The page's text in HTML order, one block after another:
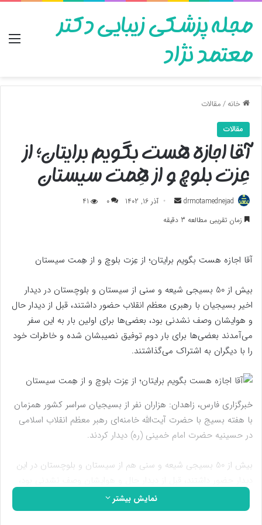
مجله پزشکی زیبایی دکتر
معتمد نژاد
خانه/مقالات
مقالات
آقا اجازه هست بگویم برایتان؛ از
عِزت بلوچ و از هِمت سیستان
drmotamednejad
ارسال
به
آذر 16, 1402 0
41
زمان تقریبی مطالعه 3 دقیقه
آقا اجازه هست بگویم برایتان؛ از عِزت بلوچ و از هِمت سیستان
بیش از 50 بسیجی شیعه و سنی از سیستان و بلوچستان در دیدار
اخیر بسیجیان با رهبری معظم انقلاب حضور داشتند، قبل از دیدار حال
و هوایشان وصف نشدنی بود، بعضی‌ها برای اولین بار به این سفر
می‌آمدند بعضی‌ها برای بار دوم توفیق نصیبشان شده و خاطرات خود
را با دیگران به اشتراک می‌گذاشتند.
خبرگزاری فارس، زاهدان: هزاران نفر از بسیجیان سراسر کشور همزمان
با هفته بسیج با حضرت آیت‌الله خامنه‌ای رهبر معظم انقلاب اسلامی
در حسینیه حضرت امام خمینی (ره) دیدار کردند.
بیش از 50 بسیجی شیعه و سنی هم از سیستان و بلوچستان در این
بعضی‌ها برای اولین بار به این سفر می‌آمدند بعضی‌ها برای بار دوم
توفیق نصیبشان شده و خاطرات خود را با دیگران به اشتراک
نمایش بیشتر